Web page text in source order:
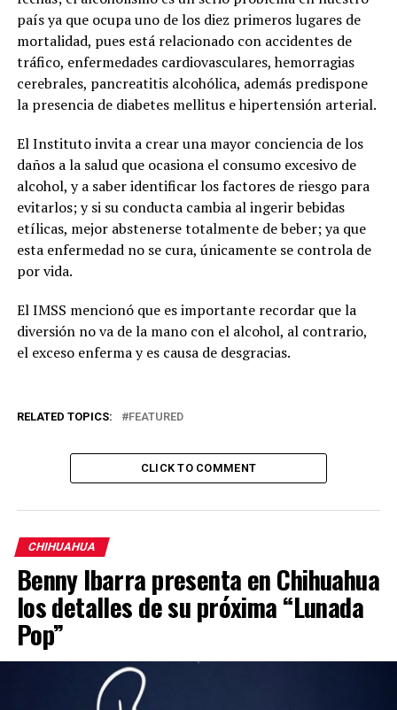
país ya que ocupa uno de los diez primeros lugares de
mortalidad, pues está relacionado con accidentes de
tráfico, enfermedades cardiovasculares, hemorragias
cerebrales, pancreatitis alcohólica, además predispone
la presencia de diabetes mellitus e hipertensión arterial.
El Instituto invita a crear una mayor conciencia de los
daños a la salud que ocasiona el consumo excesivo de
alcohol, y a saber identificar los factores de riesgo para
evitarlos; y si su conducta cambia al ingerir bebidas
etílicas, mejor abstenerse totalmente de beber; ya que
esta enfermedad no se cura, únicamente se controla de
por vida.
El IMSS mencionó que es importante recordar que la
diversión no va de la mano con el alcohol, al contrario,
el exceso enferma y es causa de desgracias.
RELATED TOPICS: FEATURED
CLICK TO COMMENT
CHIHUAHUA
Benny Ibarra presenta en Chihuahua
los detalles de su próxima “Lunada
Pop”